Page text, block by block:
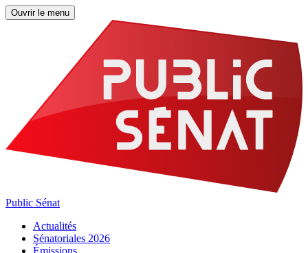
Ouvrir le menu
Public Sénat
Actualités
Sénatoriales 2026